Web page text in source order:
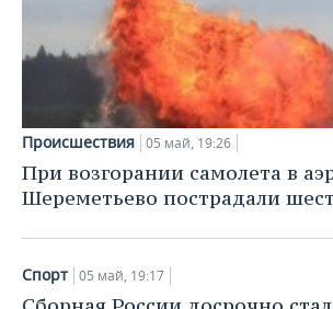
Происшествия 05 май, 19:26
При возгорании самолета в
Шереметьево пострадали
Спорт 05 май, 19:17